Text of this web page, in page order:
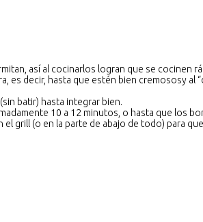
así al cocinarlos logran que se cocinen
es decir, hasta que estén bien cremososy al
batir) hasta integrar bien.
10 a 12 minutos, o hasta que los
grill (o en la parte de abajo de todo) para